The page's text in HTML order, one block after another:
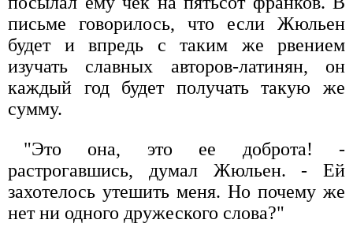
письме говорилось, что если Жюльен
будет и впредь с таким же рвением
изучать славных авторов-латинян, он
каждый год будет получать такую же
сумму.
"Это она, это ее доброта! -
растрогавшись, думал Жюльен. - Ей
захотелось утешить меня. Но почему же
нет ни одного дружеского слова?"